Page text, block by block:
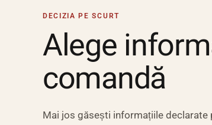
DECIZIA PE SCURT
Alege
comandă
Mai jos găsești informațiile